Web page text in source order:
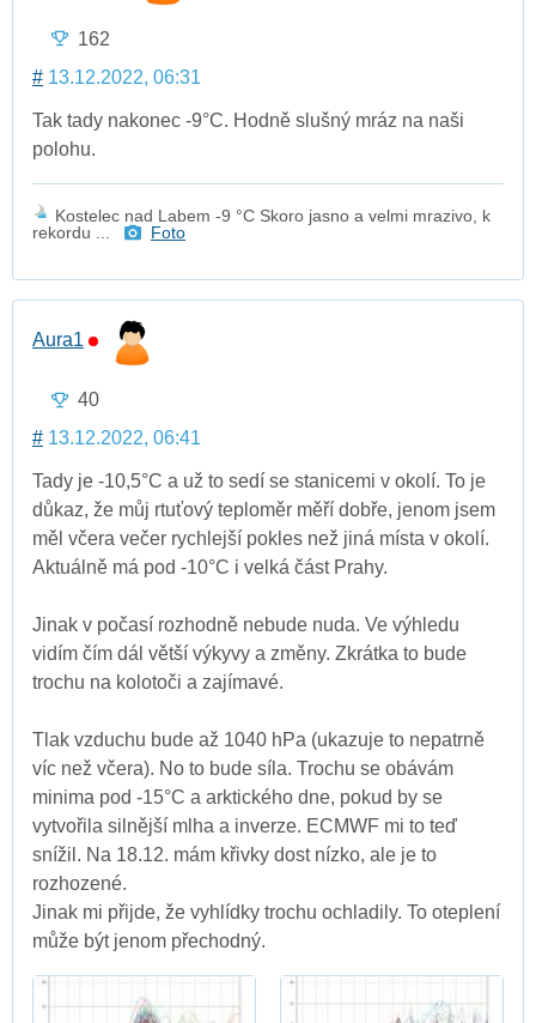
162
# 13.12.2022, 06:31
Tak tady nakonec -9°C. Hodně slušný mráz na naši
polohu.
Kostelec nad Labem -9 °C Skoro jasno a velmi mrazivo, k
rekordu ...
Foto
Aura1
40
# 13.12.2022, 06:41
Tady je -10,5°C a už to sedí se stanicemi v okolí. To je
důkaz, že můj rtuťový teploměr měří dobře, jenom jsem
měl včera večer rychlejší pokles než jiná místa v okolí.
Aktuálně má pod -10°C i velká část Prahy.
Jinak v počasí rozhodně nebude nuda. Ve výhledu
vidím čím dál větší výkyvy a změny. Zkrátka to bude
trochu na kolotoči a zajímavé.
Tlak vzduchu bude až 1040 hPa (ukazuje to nepatrně
víc než včera). No to bude síla. Trochu se obávám
minima pod -15°C a arktického dne, pokud by se
vytvořila silnější mlha a inverze. ECMWF mi to teď
snížil. Na 18.12. mám křivky dost nízko, ale je to
rozhozené.
Jinak mi přijde, že vyhlídky trochu ochladily. To oteplení
může být jenom přechodný.